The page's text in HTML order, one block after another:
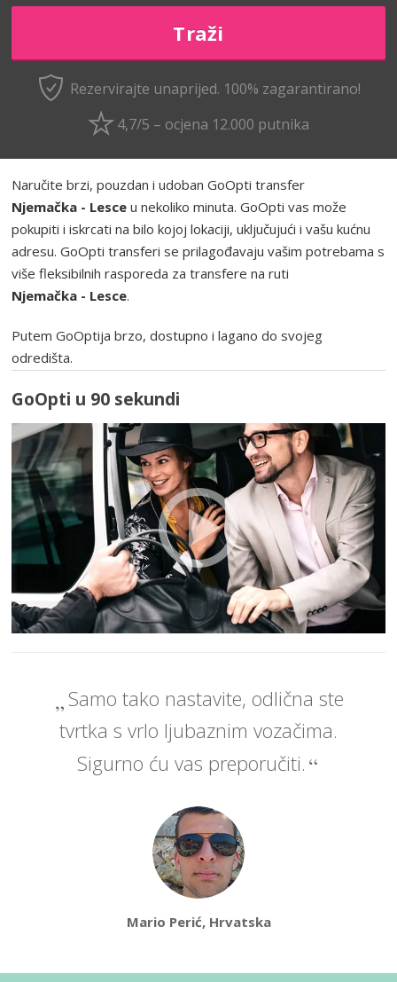
Rezervirajte unaprijed. 100% zagarantirano!
4,7/5 – ocjena 12.000 putnika
Naručite brzi, pouzdan i udoban GoOpti transfer
Njemačka - Lesce u nekoliko minuta. GoOpti vas može
pokupiti i iskrcati na bilo kojoj lokaciji, uključujući i vašu kućnu
adresu. GoOpti transferi se prilagođavaju vašim potrebama s
više fleksibilnih rasporeda za transfere na ruti
Njemačka - Lesce.
Putem GoOptija brzo, dostupno i lagano do svojeg
odredišta.
GoOpti u 90 sekundi
Samo tako nastavite, odlična ste
tvrtka s vrlo ljubaznim vozačima.
Sigurno ću vas preporučiti.
Mario Perić, Hrvatska